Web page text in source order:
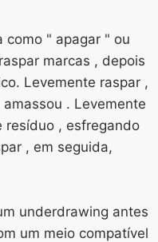
como " apagar " ou
marcas , depois
Levemente raspar ,
. Levemente
resíduo , esfregando
, em seguida,
underdrawing antes
um meio compatível